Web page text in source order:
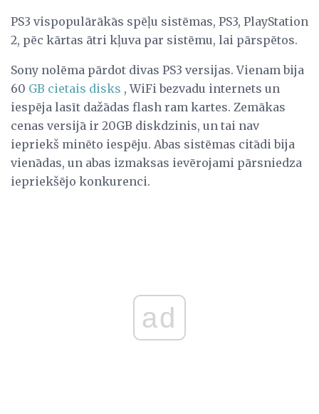
PS3 vispopulārākās spēļu sistēmas, PS3, PlayStation
2, pēc kārtas ātri kļuva par sistēmu, lai pārspētos.
Sony nolēma pārdot divas PS3 versijas. Vienam bija
60 GB cietais disks , WiFi bezvadu internets un
iespēja lasīt dažādas flash ram kartes. Zemākas
cenas versijā ir 20GB diskdzinis, un tai nav
iepriekš minēto iespēju. Abas sistēmas citādi bija
vienādas, un abas izmaksas ievērojami pārsniedza
iepriekšējo konkurenci.
ad